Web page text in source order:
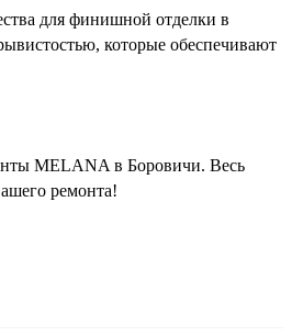
для финишной отделки в
которые обеспечивают
MELANA в Боровичи. Весь
ремонта!